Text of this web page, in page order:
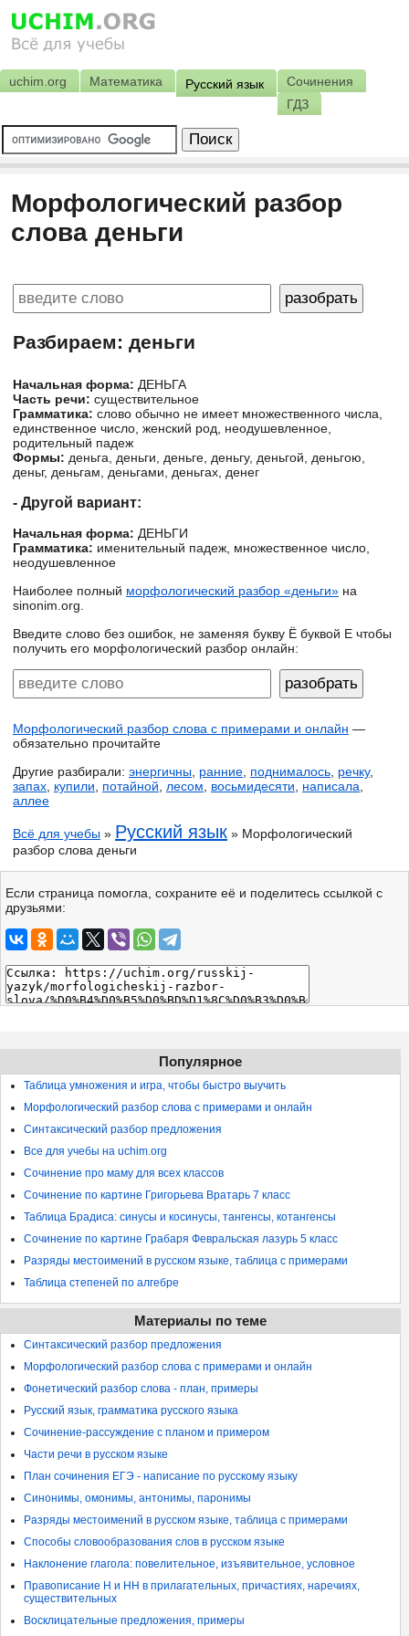
uchim.org Математика Русский язык
Сочинения
ГДЗ
Морфологический разбор
слова деньги
Разбираем: деньги
Начальная форма: ДЕНЬГА
Часть речи: существительное
Грамматика: слово обычно не имеет множественного числа,
единственное число, женский род, неодушевленное,
родительный падеж
Формы: деньга, деньги, деньге, деньгу, деньгой, деньгою,
деньг, деньгам, деньгами, деньгах, денег
- Другой вариант:
Начальная форма: ДЕНЬГИ
Грамматика: именительный падеж, множественное число,
неодушевленное
Наиболее полный морфологический разбор «деньги» на
sinonim.org.
Введите слово без ошибок, не заменяя букву Ё буквой Е чтобы
получить его морфологический разбор онлайн:
Морфологический разбор слова с примерами и онлайн —
обязательно прочитайте
Другие разбирали: энергичны ранние поднималось речку,
запах купили потайной лесом восьмидесяти написала
аллее
Всё для учебы » Русский язык » Морфологический
разбор слова деньги
Если страница помогла, сохраните её и поделитесь ссылкой с
друзьями:
Популярное
Таблица умножения и игра, чтобы быстро выучить
Морфологический разбор слова с примерами и онлайн
Синтаксический разбор предложения
Все для учебы на uchim.org
Сочинение про маму для всех классов
Сочинение по картине Григорьева Вратарь 7 класс
Таблица Брадиса: синусы и косинусы, тангенсы, котангенсы
Сочинение по картине Грабаря Февральская лазурь 5 класс
Разряды местоимений в русском языке, таблица с примерами
Таблица степеней по алгебре
Материалы по теме
Синтаксический разбор предложения
Морфологический разбор слова с примерами и онлайн
Фонетический разбор слова - план, примеры
Русский язык, грамматика русского языка
Сочинение-рассуждение с планом и примером
Части речи в русском языке
План сочинения ЕГЭ - написание по русскому языку
Синонимы, омонимы, антонимы, паронимы
Разряды местоимений в русском языке, таблица с примерами
Способы словообразования слов в русском языке
Наклонение глагола: повелительное, изъявительное, условное
Правописание Н и НН в прилагательных, причастиях, наречиях,
существительных
Восклицательные предложения, примеры